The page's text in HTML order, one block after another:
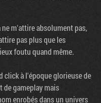
m'attire absolument pas,
pas plus que les
foutu quand même.
click à l'époque glorieuse de
de gameplay mais
enrobés dans un univers